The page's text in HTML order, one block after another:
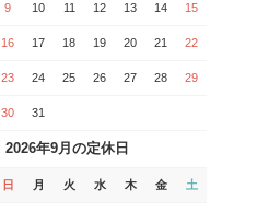
9 10 11 12 13 14 15
16 17 18 19 20 21 22
23 24 25 26 27 28 29
30 31
2026年9月の定休日
日 月 火 水 木 金 土